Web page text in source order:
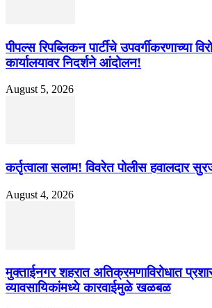
पीपल्स रिपब्लिकन पार्टीचे उपवर्गीकरणाच्या
कार्यालयावर निदर्शने आंदोलन!
August 5, 2026
कर्तृत्वाला सलाम! विवरेत पोलीस हवालदार
August 4, 2026
मुक्ताईनगर शहरात अतिक्रमणाविरोधात
व्यावसायिकांमध्ये कारवाईमुळे खळबळ